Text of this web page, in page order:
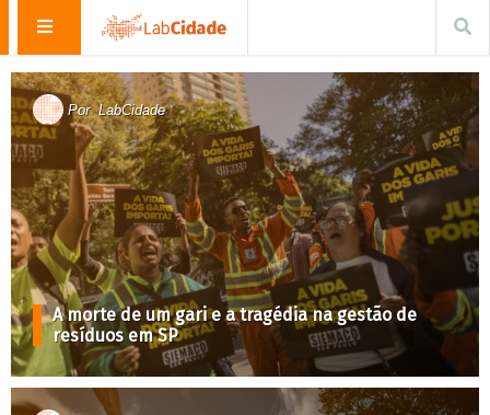
PorLabCidade
A morte de um gari e a tragédia na gestão de
resíduos em SP